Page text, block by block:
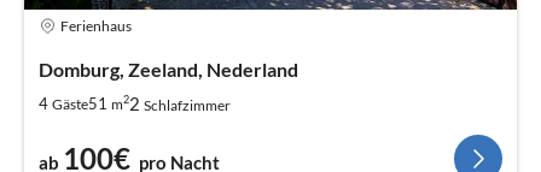
Ferienhaus
Domburg, Zeeland, Nederland
4 Gäste51 m22 Schlafzimmer
ab 100€ pro Nacht